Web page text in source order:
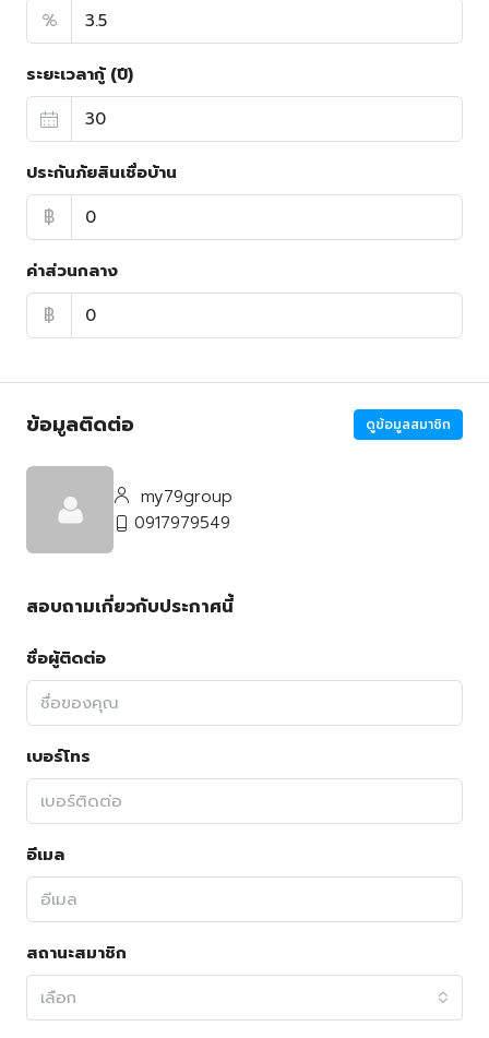
%
ระยะเวลากู้ (ปี)
ประกันภัยสินเชื่อบ้าน
฿
ค่าส่วนกลาง
฿
ข้อมูลติดต่อ ดูข้อมูลสมาชิก
my79group
0917979549
สอบถามเกี่ยวกับประกาศนี้
ชื่อผู้ติดต่อ
เบอร์โทร
อีเมล
สถานะสมาชิก
เลือก